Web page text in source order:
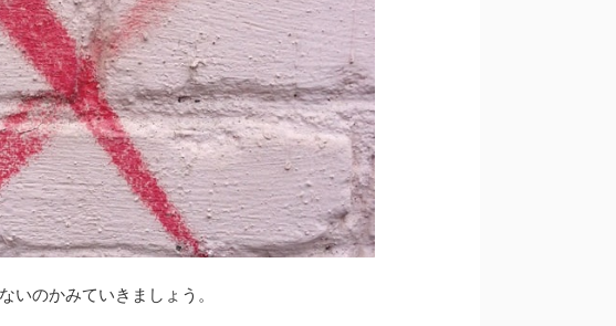
いのかみていきましょう。